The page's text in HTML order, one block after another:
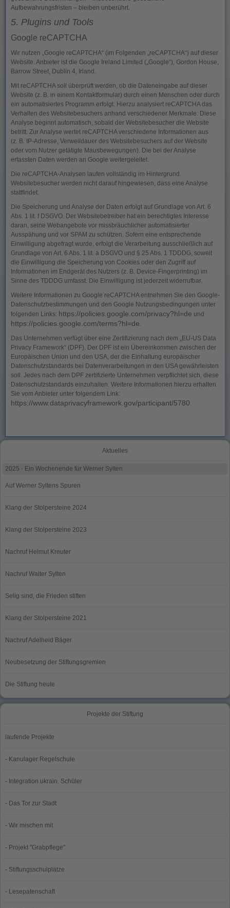
Aufbewahrungsfristen – bleiben unberührt.
5. Plugins und Tools
Google reCAPTCHA
Wir nutzen „Google reCAPTCHA“ (im Folgenden „reCAPTCHA“) auf dieser
Website. Anbieter ist die Google Ireland Limited („Google“), Gordon House,
Barrow Street, Dublin 4, Irland.
Mit reCAPTCHA soll überprüft werden, ob die Dateneingabe auf dieser
Website (z. B. in einem Kontaktformular) durch einen Menschen oder durch
ein automatisiertes Programm erfolgt. Hierzu analysiert reCAPTCHA das
Verhalten des Websitebesuchers anhand verschiedener Merkmale. Diese
Analyse beginnt automatisch, sobald der Websitebesucher die Website
betritt. Zur Analyse wertet reCAPTCHA verschiedene Informationen aus
(z. B. IP-Adresse, Verweildauer des Websitebesuchers auf der Website
oder vom Nutzer getätigte Mausbewegungen). Die bei der Analyse
erfassten Daten werden an Google weitergeleitet.
Die reCAPTCHA-Analysen laufen vollständig im Hintergrund.
Websitebesucher werden nicht darauf hingewiesen, dass eine Analyse
stattfindet.
Die Speicherung und Analyse der Daten erfolgt auf Grundlage von Art. 6
Abs. 1 lit. f DSGVO. Der Websitebetreiber hat ein berechtigtes Interesse
daran, seine Webangebote vor missbräuchlicher automatisierter
Ausspähung und vor SPAM zu schützen. Sofern eine entsprechende
Einwilligung abgefragt wurde, erfolgt die Verarbeitung ausschließlich auf
Grundlage von Art. 6 Abs. 1 lit. a DSGVO und § 25 Abs. 1 TDDDG, soweit
die Einwilligung die Speicherung von Cookies oder den Zugriff auf
Informationen im Endgerät des Nutzers (z. B. Device-Fingerprinting) im
Sinne des TDDDG umfasst. Die Einwilligung ist jederzeit widerrufbar.
Weitere Informationen zu Google reCAPTCHA entnehmen Sie den Google-
Datenschutzbestimmungen und den Google Nutzungsbedingungen unter
folgenden Links: https://policies.google.com/privacy?hl=de und
https://policies.google.com/terms?hl=de.
Das Unternehmen verfügt über eine Zertifizierung nach dem „EU-US Data
Privacy Framework“ (DPF). Der DPF ist ein Übereinkommen zwischen der
Europäischen Union und den USA, der die Einhaltung europäischer
Datenschutzstandards bei Datenverarbeitungen in den USA gewährleisten
soll. Jedes nach dem DPF zertifizierte Unternehmen verpflichtet sich, diese
Datenschutzstandards einzuhalten. Weitere Informationen hierzu erhalten
Sie vom Anbieter unter folgendem Link:
https://www.dataprivacyframework.gov/participant/5780.
Aktuelles
2025 - Ein Wochenende für Werner Sylten
Auf Werner Syltens Spuren
Klang der Stolpersteine 2024
Klang der Stolpersteine 2023
Nachruf Helmut Kreuter
Nachruf Walter Sylten
Selig sind, die Frieden stiften
Klang der Stolpersteine 2021
Nachruf Adelheid Bäger
Neubesetzung der Stiftungsgremien
Die Stiftung heute
Projekte der Stiftung
laufende Projekte
- Kanulager Regelschule
- Integration ukrain. Schüler
- Das Tor zur Stadt
- Wir mischen mit
- Projekt "Grabpflege"
- Stiftungsschulplätze
- Lesepatenschaft